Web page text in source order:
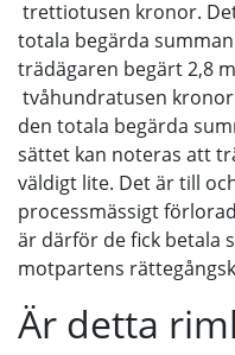
trettiotusen kronor.
totala begärda
trädägaren begärt 2,8
tvåhundratusen
den totala begärda
sättet kan noteras att
väldigt lite. Det är till
processmässigt
är därför de fick betala
motpartens
Är detta